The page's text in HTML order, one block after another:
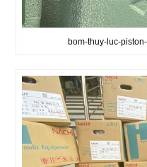
bom-thuy-luc-